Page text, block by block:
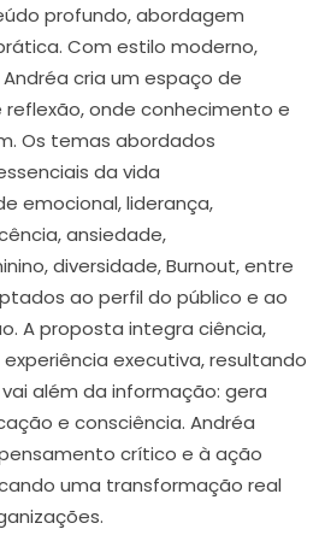
profundo, abordagem
Com estilo moderno,
cria um espaço de
onde conhecimento e
Os temas abordados
da vida
emocional, liderança,
ansiedade,
diversidade, Burnout, entre
ao perfil do público e ao
A proposta integra ciência,
executiva, resultando
além da informação: gera
e consciência. Andréa
crítico e à ação
uma transformação real